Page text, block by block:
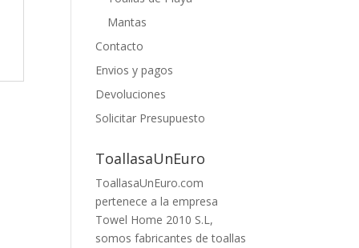
Mantas
Contacto
Envios y pagos
Devoluciones
Solicitar Presupuesto
ToallasaUnEuro
ToallasaUnEuro.com
pertenece a la empresa
Towel Home 2010 S.L,
somos fabricantes de toallas